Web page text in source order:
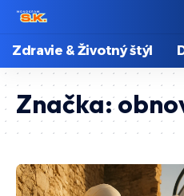
Zdravie & Životný štýl
Značka: